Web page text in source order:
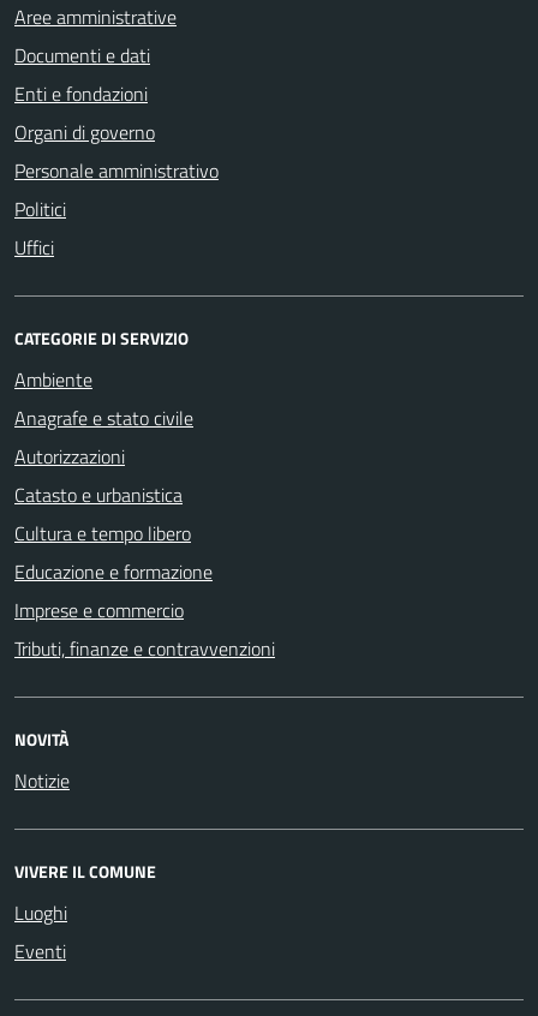
Aree amministrative
Documenti e dati
Enti e fondazioni
Organi di governo
Personale amministrativo
Politici
Uffici
CATEGORIE DI SERVIZIO
Ambiente
Anagrafe e stato civile
Autorizzazioni
Catasto e urbanistica
Cultura e tempo libero
Educazione e formazione
Imprese e commercio
Tributi, finanze e contravvenzioni
NOVITÀ
Notizie
VIVERE IL COMUNE
Luoghi
Eventi